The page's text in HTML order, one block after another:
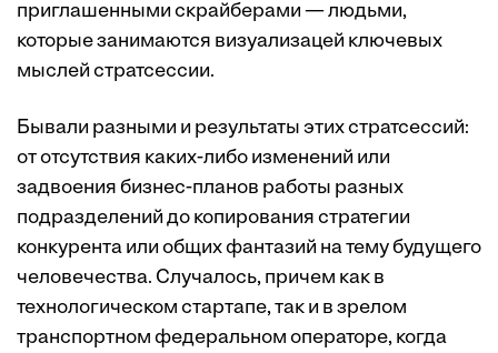
приглашенными скрайберами — людьми,
которые занимаются визуализацей ключевых
мыслей стратсессии.
Бывали разными и результаты этих стратсессий:
от отсутствия каких-либо изменений или
задвоения бизнес-планов работы разных
подразделений до копирования стратегии
конкурента или общих фантазий на тему будущего
человечества. Случалось, причем как в
технологическом стартапе, так и в зрелом
транспортном федеральном операторе, когда